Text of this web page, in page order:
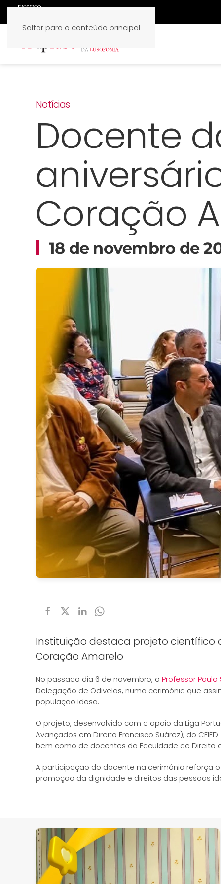
Saltar para o conteúdo principal
Notícias
Docente
Coração
18 de novembro de
Instituição destaca projeto
Coração Amarelo
No passado dia 6 de novembro, o Professor
Delegação de Odivelas, numa cerimónia que
população idosa.
O projeto, desenvolvido com o apoio da Liga
Avançados em Direito Francisco Suárez), do
bem como de docentes da Faculdade de Direito
A participação do docente na cerimónia reforça
promoção da dignidade e direitos das pessoas